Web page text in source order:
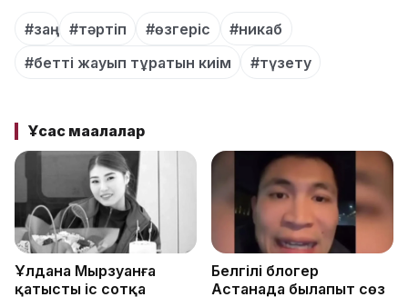
#заң #тәртіп #өзгеріс
#никаб
#бетті жауып тұратын киім
#түзету
Ұқсас мақалалар
Ұлдана Мырзуанға
қатысты іс сотқа
Белгілі блогер
Астанада былапыт сөз